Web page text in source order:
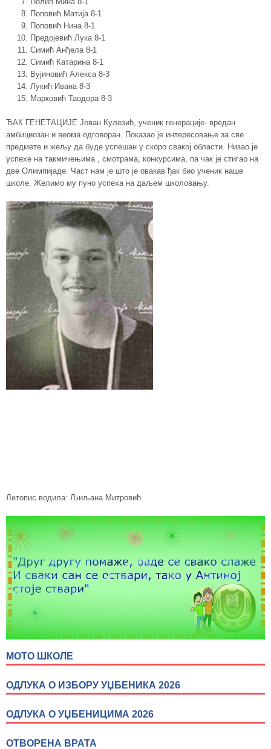
Поповић Матија 8-1
Поповић Нина 8-1
Предојевић Лука 8-1
Симић Анђела 8-1
Симић Катарина 8-1
Вујиновић Алекса 8-3
Лукић Ивана 8-3
Марковић Таодора 8-3
ЂАК ГЕНЕТАЦИЈЕ Јован Кулезић, ученик генерације- вредан
амбициозан и веома одговоран. Показао је интересовање за све
предмете и жељу да буде успешан у скоро свакој области. Низао је
успехе на такмичењима , смотрама, конкурсима, па чак је стигао на
две Олимпијаде. Част нам је што је овакав ђак био ученик наше
школе. Желимо му пуно успеха на даљем школовању.
Летопис водила: Љиљана Митровић
МОТО ШКОЛЕ
ОДЛУКА О ИЗБОРУ УЏБЕНИКА 2026
ОДЛУКА О УЏБЕНИЦИМА 2026
ОТВОРЕНА ВРАТА